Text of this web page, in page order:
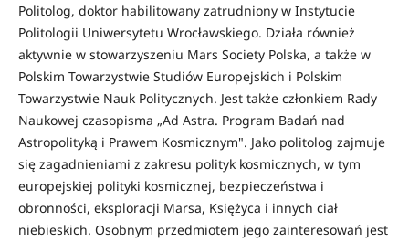
Politolog, doktor habilitowany zatrudniony w Instytucie
Politologii Uniwersytetu Wrocławskiego. Działa również
aktywnie w stowarzyszeniu Mars Society Polska, a także w
Polskim Towarzystwie Studiów Europejskich i Polskim
Towarzystwie Nauk Politycznych. Jest także członkiem Rady
Naukowej czasopisma „Ad Astra. Program Badań nad
Astropolityką i Prawem Kosmicznym". Jako politolog zajmuje
się zagadnieniami z zakresu polityk kosmicznych, w tym
europejskiej polityki kosmicznej, bezpieczeństwa i
obronności, eksploracji Marsa, Księżyca i innych ciał
niebieskich. Osobnym przedmiotem jego zainteresowań jest